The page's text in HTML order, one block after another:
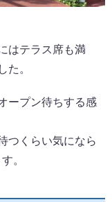
はテラス席も満
た。
ープン待ちする感
つくらい気になら
。